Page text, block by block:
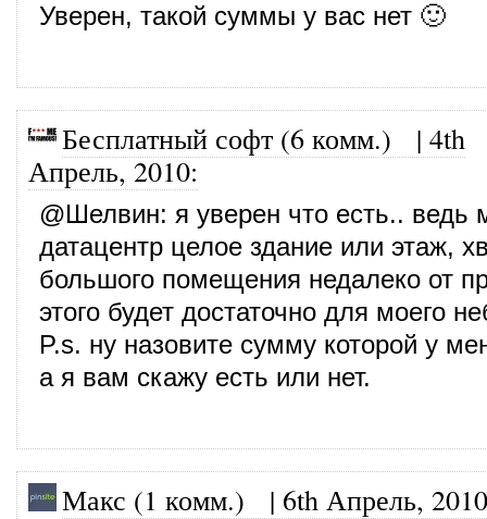
Уверен, такой суммы у вас нет 🙂
Бесплатный софт (6 комм.) | 4th
Апрель, 2010:
@Шелвин: я уверен что есть.. ведь
датацентр целое здание или этаж,
большого помещения недалеко от
этого будет достаточно для моего
P.s. ну назовите сумму которой у
а я вам скажу есть или нет.
Макс (1 комм.) | 6th Апрель, 2010